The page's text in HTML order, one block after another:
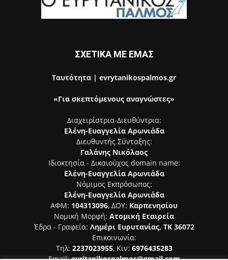
ΣΧΕΤΙΚΑ ΜΕ ΕΜΑΣ
Ταυτότητα | evrytanikospalmos.gr
«Για σκεπτόμενους αναγνώστες»
Διαχειρίστρια-Διευθύντρια:
Ελένη-Ευαγγελία Αρωνιάδα
Διευθυντής Σύνταξης:
Γαλάνης Νικόλαος
Ιδιοκτησία - Δικαιούχος domain name:
Ελένη-Ευαγγελία Αρωνιάδα
Νόμιμος Εκπρόσωπος:
Ελένη-Ευαγγελία Αρωνιάδα
ΑΦΜ: 104313096, ΔΟΥ: Καρπενησίου
Νομική Μορφή: Ατομική Εταιρεία
Έδρα - Γραφεία: Λημέρι Ευρυτανίας, ΤΚ 36072
Επικοινωνία:
Τηλ: 2237023955, Κιν: 6976435283